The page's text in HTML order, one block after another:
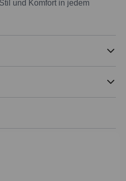
und Komfort in jedem